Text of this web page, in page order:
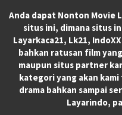
Anda dapat Nonton Movie
situs ini, dimana situs
Layarkaca21, Lk21,
bahkan ratusan film
maupun situs partner
kategori yang akan
drama bahkan sampai
Layarindo,